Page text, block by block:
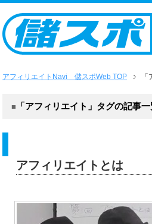
アフィリエイトNavi 儲スポWeb TOP
「アフィリエイト」タグの記事
アフィリエイトとは